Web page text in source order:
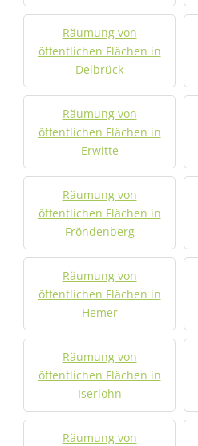
Räumung von
öffentlichen Flächen in
Delbrück
Räumung von
öffentlichen Flächen in
Erwitte
Räumung von
öffentlichen Flächen in
Fröndenberg
Räumung von
öffentlichen Flächen in
Hemer
Räumung von
öffentlichen Flächen in
Iserlohn
Räumung von